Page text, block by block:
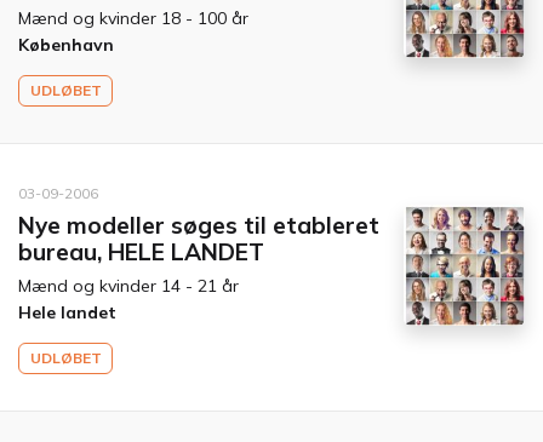
Mænd og kvinder 18 - 100 år
København
UDLØBET
03-09-2006
Nye modeller søges til etableret
bureau, HELE LANDET
Mænd og kvinder 14 - 21 år
Hele landet
UDLØBET